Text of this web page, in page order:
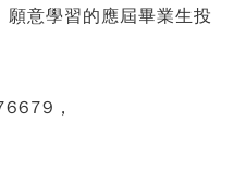
意學習的應屆畢業生投
，